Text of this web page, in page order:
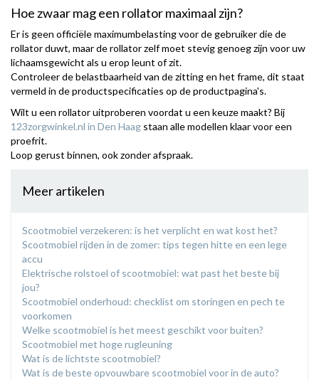
Hoe zwaar mag een rollator maximaal zijn?
Er is geen officiële maximumbelasting voor de gebruiker die de
rollator duwt, maar de rollator zelf moet stevig genoeg zijn voor uw
lichaamsgewicht als u erop leunt of zit.
Controleer de belastbaarheid van de zitting en het frame, dit staat
vermeld in de productspecificaties op de productpagina's.
Wilt u een rollator uitproberen voordat u een keuze maakt? Bij
123zorgwinkel.nl in Den Haag staan alle modellen klaar voor een
proefrit.
Loop gerust binnen, ook zonder afspraak.
Meer artikelen
Scootmobiel verzekeren: is het verplicht en wat kost het?
Scootmobiel rijden in de zomer: tips tegen hitte en een lege
accu
Elektrische rolstoel of scootmobiel: wat past het beste bij
jou?
​Scootmobiel onderhoud: checklist om storingen en pech te
voorkomen
​Welke scootmobiel is het meest geschikt voor buiten?
​Scootmobiel met hoge rugleuning
​Wat is de lichtste scootmobiel?
Wat is de beste opvouwbare scootmobiel voor in de auto?